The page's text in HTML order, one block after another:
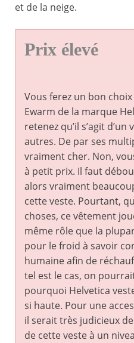
et de la neige.
Prix élevé
Vous ferez un bon
Ewarm de la marque
retenez qu’il s’agit
autres. De par ses
vraiment cher. Non,
à petit prix. Il faut
alors vraiment
cette veste. Pourtant,
choses, ce vêtement
même rôle que la
pour le froid à savoir
humaine afin de
tel est le cas, on
pourquoi Helvetica
si haute. Pour une
il serait très judicieux
de cette veste à un